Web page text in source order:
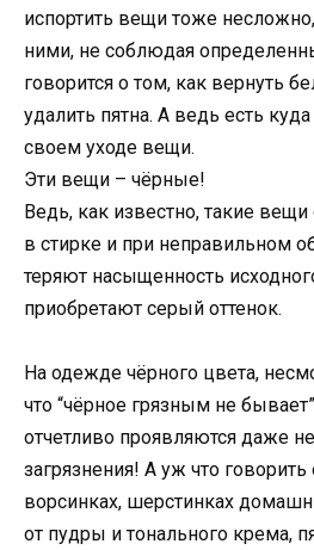
испортить вещи тоже
ними, не соблюдая
говорится о том, как вернуть
удалить пятна. А ведь есть
своем уходе вещи.
Эти вещи – чёрные!
Ведь, как известно, такие
в стирке и при неправильном
теряют насыщенность
приобретают серый оттенок.
На одежде чёрного цвета,
что “чёрное грязным не
отчетливо проявляются даже
загрязнения! А уж что
ворсинках, шерстинках
от пудры и тонального крема,